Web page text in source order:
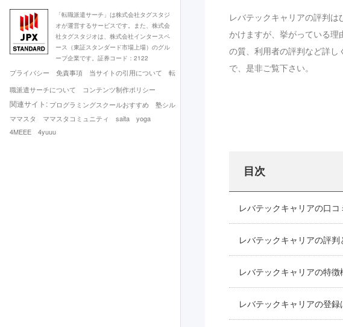
レバテックキャリアの評判
かけますが、挙がっている理
の質、利用者の評判など詳
で、是非ご覧下さい。
目次
レバテックキャリアの口コ
レバテックキャリアの評判
レバテックキャリアの特徴
レバテックキャリアの登録
「転職派遣サーチ」は株式会社タグスタジ
オが運営するサービスです。また、株式会
社タグスタジオは、株式会社インタースペ
ース（東証スタンダード市場上場）のグル
ープ企業です。証券コード：2122
プライバシー 免責事項 当サイトの引用について
転
職派遣サーチについて
コンテンツ制作ポリシー
関連サイト: プログラミングスクールおすすめ
塾シル
ママスタ
ママスタコミュニティ saita
yoga
4MEEE
4yuuu